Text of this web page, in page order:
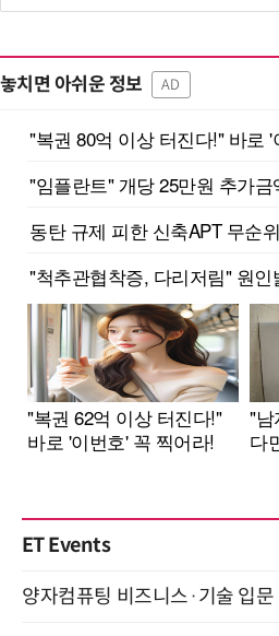
놓치면 아쉬운 정보 AD
ET Events